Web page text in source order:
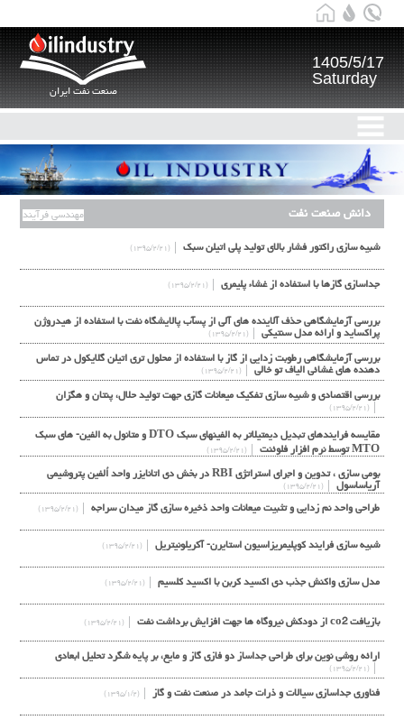
صنعت نفت ایران
1405/5/17
Saturday
دانش صنعت نفت مهندسی فرآیند
شبیه سازی راکتور فشار بالای تولید پلی اتیلن سبک (۱۳۹۵/۲/۲۱)
جداسازی گازها با استفاده از غشاء پلیمری (۱۳۹۵/۲/۲۱)
بررسی آزمایشگاهی حذف آلاینده های آلی از پسآب پالایشگاه نفت با استفاده از هیدروژن
پراکساید و ارائه مدل سنتیکی
(۱۳۹۵/۲/۲۱)
بررسی آزمایشگاهی رطوبت زدایی از گاز با استفاده از محلول تری اتیلن گلایکول در تماس
دهنده های غشائی الیاف تو خالی
(۱۳۹۵/۲/۲۱)
بررسی اقتصادي و شبیه سازي تفکیک میعانات گازي جهت تولید حلال، پنتان و هگزان
(۱۳۹۵/۲/۲۱)
مقایسه فرایندهای تبدیل دیمتیلاتر به الفینهای سبک DTO و متانول به الفین- های سبک
MTO توسط نرم افزار فلوئنت
(۱۳۹۵/۲/۲۱)
بومی سازی ، تدوین و اجرای استراتژی RBI در بخش دی اتانایزر واحد اُلفین پتروشیمی
آریاساسول
(۱۳۹۵/۲/۲۱)
طراحی واحد نم زدایی و تثبیت میعانات واحد ذخیره سازی گاز میدان سراجه (۱۳۹۵/۲/۲۱)
شبیه سازی فرایند کوپلیمریزاسیون استایرن- آکریلونیتریل (۱۳۹۵/۲/۲۱)
مدل سازی واکنش جذب دی اکسید کربن با اکسید کلسیم (۱۳۹۵/۲/۲۱)
بازیافت co2 از دودکش نیروگاه ها جهت افزایش برداشت نفت (۱۳۹۵/۲/۲۱)
ارائه روشی نوین برای طراحی جداساز دو فازی گاز و مایع، بر پایه شگرد تحلیل ابعادی
(۱۳۹۵/۲/۲۱)
فناوری جداسازی سیالات و ذرات جامد در صنعت نفت و گاز (۱۳۹۵/۱/۲)